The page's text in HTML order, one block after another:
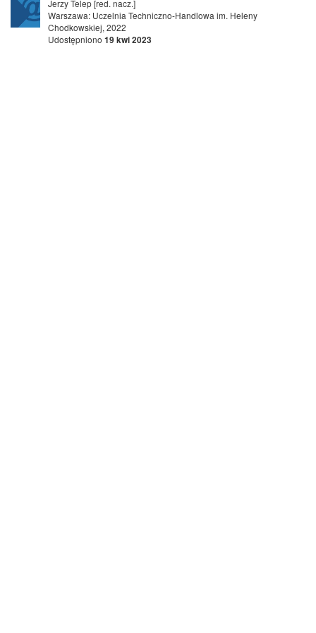
Jerzy Telep [red. nacz.]
Warszawa: Uczelnia Techniczno-Handlowa im. Heleny
Chodkowskiej, 2022
Udostępniono 19 kwi 2023